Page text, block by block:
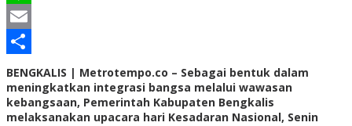
Line
Email
Share
BENGKALIS | Metrotempo.co – Sebagai bentuk dalam
meningkatkan integrasi bangsa melalui wawasan
kebangsaan, Pemerintah Kabupaten Bengkalis
melaksanakan upacara hari Kesadaran Nasional, Senin